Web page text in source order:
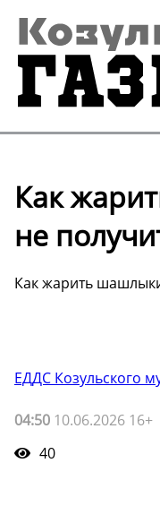
Как
не
Как жарить
ЕДДС Козульского
04:50 10.06.2026 16+
40